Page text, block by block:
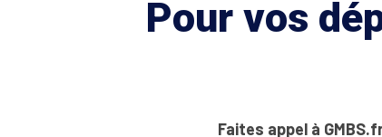
Pour vos
Faites appel à